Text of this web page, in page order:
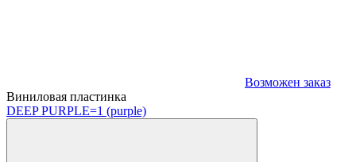
Возможен заказ
Виниловая пластинка
DEEP PURPLE=1 (purple)